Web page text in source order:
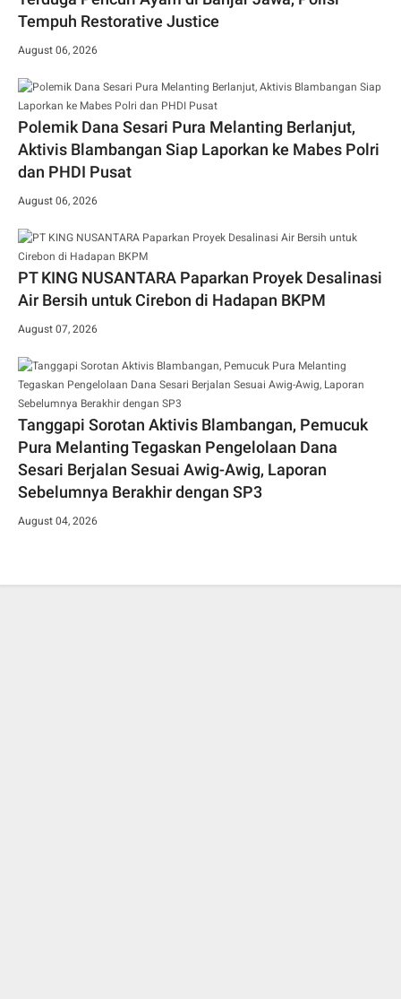
Tempuh Restorative Justice
August 06, 2026
Polemik Dana Sesari Pura Melanting Berlanjut,
Aktivis Blambangan Siap Laporkan ke Mabes Polri
dan PHDI Pusat
August 06, 2026
PT KING NUSANTARA Paparkan Proyek Desalinasi
Air Bersih untuk Cirebon di Hadapan BKPM
August 07, 2026
Tanggapi Sorotan Aktivis Blambangan, Pemucuk
Pura Melanting Tegaskan Pengelolaan Dana
Sesari Berjalan Sesuai Awig-Awig, Laporan
Sebelumnya Berakhir dengan SP3
August 04, 2026